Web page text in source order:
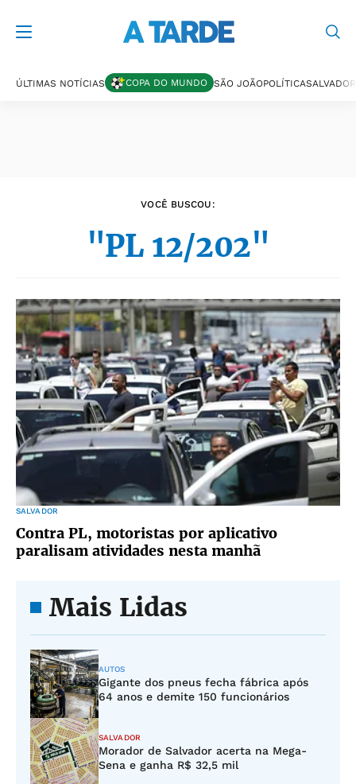
ÚLTIMAS NOTÍCIAS COPA DO MUNDO SÃO JOÃOPOLÍTICASALVADOR
VOCÊ BUSCOU:
"PL 12/202"
SALVADOR
Contra PL, motoristas por aplicativo
paralisam atividades nesta manhã
Mais Lidas
AUTOS
Gigante dos pneus fecha fábrica após
64 anos e demite 150 funcionários
SALVADOR
Morador de Salvador acerta na Mega-
Sena e ganha R$ 32,5 mil